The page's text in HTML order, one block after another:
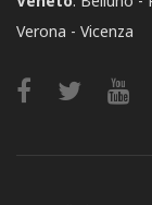
Verona
Vicenza